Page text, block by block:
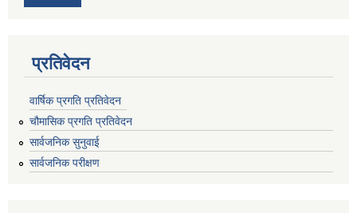
प्रतिवेदन
वार्षिक प्रगति प्रतिवेदन
चौमासिक प्रगति प्रतिवेदन
सार्वजनिक सुनुवाई
सार्वजनिक परीक्षण